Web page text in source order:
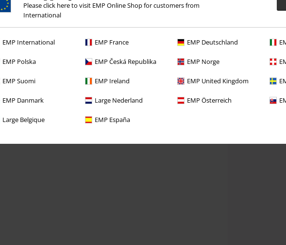
Please click here to visit EMP Online Shop for customers from
International
EMP International EMP France EMP Deutschland
EMP Polska EMP Česká Republika EMP Norge
EMP Suomi EMP Ireland EMP United Kingdom
EMP Danmark Large Nederland EMP Österreich
Large Belgique EMP España